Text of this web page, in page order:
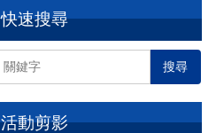
快速搜尋
搜尋
活動剪影
土語言傑出貢獻獎徐煥昇